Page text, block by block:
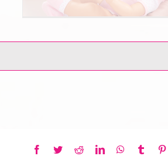
Facebook
TwitterRedditLinkedInWhatsApp
Tumblr